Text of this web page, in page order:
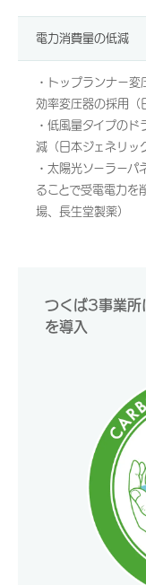
電力消費量の低減
・トップランナー
効率変圧器の採用（
・低風量タイプの
減（日本ジェネリッ
・太陽光ソーラー
ることで受電電力
場、長生堂製薬）
つくば3事業所
を導入